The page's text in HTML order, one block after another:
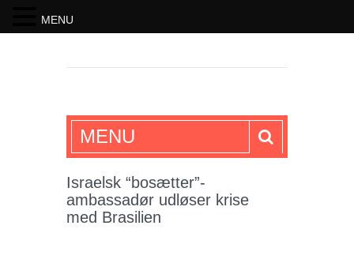
SKRIFTEN
MENU
Israelsk “bosætter”-
ambassadør udløser krise
med Brasilien
MENU